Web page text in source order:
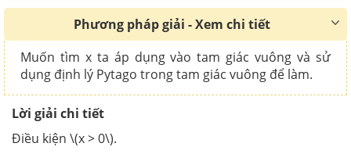
Phương pháp giải - Xem chi tiết
Muốn tìm x ta áp dụng vào tam giác vuông và sử
dụng định lý Pytago trong tam giác vuông để làm.
Lời giải chi tiết
Điều kiện \(x > 0\).